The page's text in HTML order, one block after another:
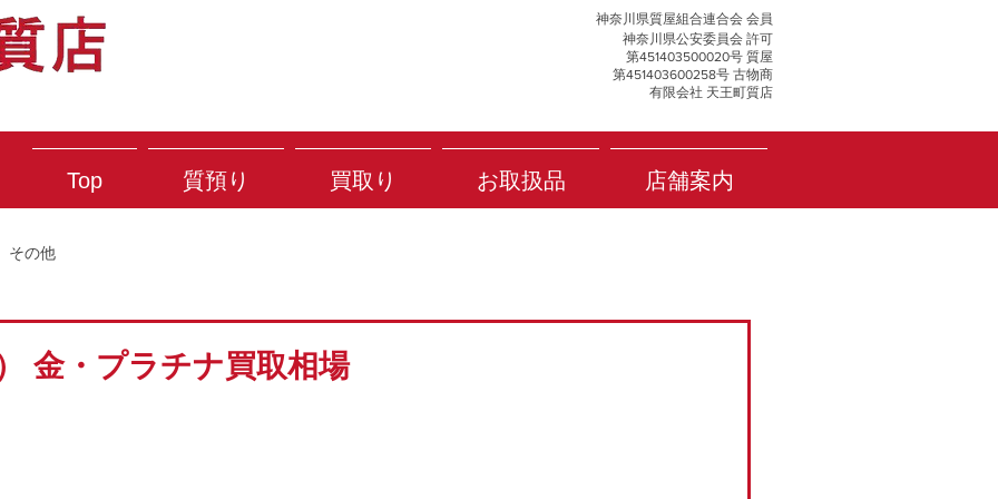
神奈川県質屋組合連合会 会員
神奈川県公安委員会 許可
第451403500020号 質屋
第451403600258号 古物商
有限会社 天王町質店
Top 質預り 買取り お取扱品 店舗案内
その他
金・プラチナ買取相場